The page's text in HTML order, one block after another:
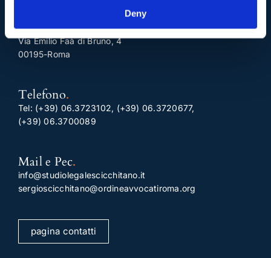
Deny
Indirizzo postale unificato
Studio Legale Scicchitano
Via Emilio Faà di Bruno, 4
00195-Roma
Telefono.
Tel: (+39) 06.3723102, (+39) 06.3720677,
(+39) 06.3700089
Mail e Pec.
info@studiolegalescicchitano.it
sergioscicchitano@ordineavvocatiroma.org
pagina contatti